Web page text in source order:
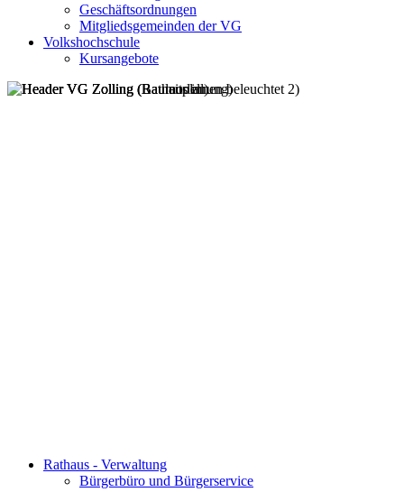
Geschäftsordnungen
Mitgliedsgemeinden der VG
Volkshochschule
Kursangebote
Rathaus - Verwaltung
Bürgerbüro und Bürgerservice